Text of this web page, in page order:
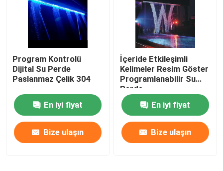
Program Kontrolü
Dijital Su Perde
Paslanmaz Çelik 304
En iyi fiyat
Bize ulaşın
İçeride Etkileşimli
Kelimeler Resim Göster
Programlanabilir Su
Perde
En iyi fiyat
Bize ulaşın